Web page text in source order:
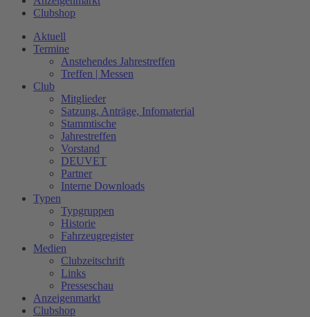
Clubshop
Aktuell
Termine
Anstehendes Jahrestreffen
Treffen | Messen
Club
Mitglieder
Satzung, Anträge, Infomaterial
Stammtische
Jahrestreffen
Vorstand
DEUVET
Partner
Interne Downloads
Typen
Typgruppen
Historie
Fahrzeugregister
Medien
Clubzeitschrift
Links
Presseschau
Anzeigenmarkt
Clubshop